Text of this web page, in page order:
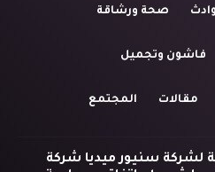
صحة ورشاقة
فاشون وتجميل
مقالات المجتمع
سنيور ميديا شركة